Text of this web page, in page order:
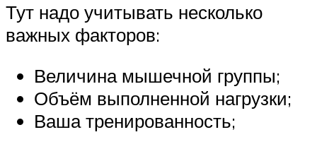
Тут надо учитывать несколько
важных факторов:
Величина мышечной группы;
Объём выполненной нагрузки;
Ваша тренированность;